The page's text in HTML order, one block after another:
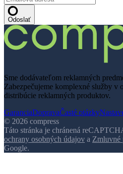
Odoslať
Sme dodávateľom reklamných
Zabezpečujeme komplexné služby v
distribúcie reklamných produktov.
GaranciaDopravaČasté otázky
© 2026 compress
Táto stránka je chránená
ochrany osobných údajov a Zmluvné
Google.